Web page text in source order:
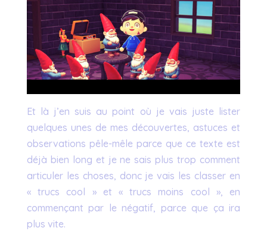
Et là j’en suis au point où je vais juste lister
quelques unes de mes découvertes, astuces et
observations pêle-mêle parce que ce texte est
déjà bien long et je ne sais plus trop comment
articuler les choses, donc je vais les classer en
« trucs cool » et « trucs moins cool », en
commençant par le négatif, parce que ça ira
plus vite.